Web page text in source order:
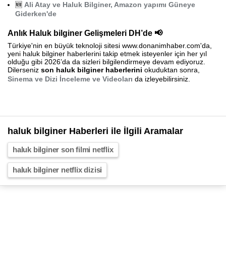
🆕 Ali Atay ve Haluk Bilginer, Amazon yapımı Güneye
Giderken'de
Anlık Haluk bilginer Gelişmeleri DH’de 📢
Türkiye'nin en büyük teknoloji sitesi www.donanimhaber.com'da,
yeni haluk bilginer haberlerini takip etmek isteyenler için her yıl
olduğu gibi 2026’da da sizleri bilgilendirmeye devam ediyoruz.
Dilerseniz son haluk bilginer haberlerini okuduktan sonra,
Sinema ve Dizi İnceleme ve Videoları da izleyebilirsiniz.
haluk bilginer Haberleri ile İlgili Aramalar
haluk bilginer son filmi netflix
haluk bilginer netflix dizisi